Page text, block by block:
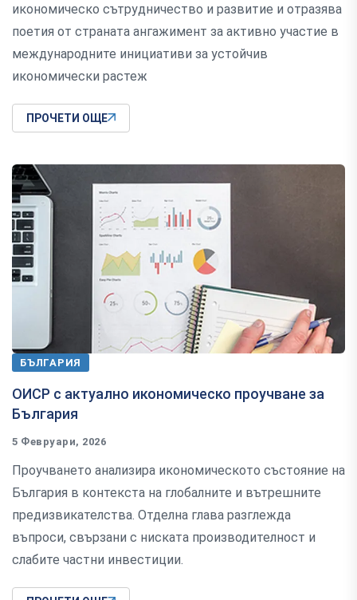
икономическо сътрудничество и развитие и отразява
поетия от страната ангажимент за активно участие в
международните инициативи за устойчив
икономически растеж
ПРОЧЕТИ ОЩЕ
БЪЛГАРИЯ
ОИСР с актуално икономическо проучване за
България
5 Февруари, 2026
Проучването анализира икономическото състояние на
България в контекста на глобалните и вътрешните
предизвикателства. Отделна глава разглежда
въпроси, свързани с ниската производителност и
слабите частни инвестиции.